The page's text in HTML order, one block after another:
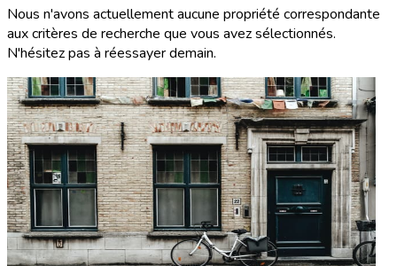
Nous n'avons actuellement aucune propriété correspondante
aux critères de recherche que vous avez sélectionnés.
N'hésitez pas à réessayer demain.